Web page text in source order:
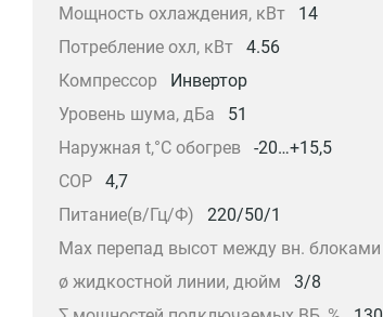
Мощность охлаждения, кВт
14
Потребление охл, кВт
4.56
Компрессор
Инвертор
Уровень шума, дБа
51
Наружная t,°C обогрев
-20…+15,5
COP
4,7
Питание(в/Гц/Ф)
220/50/1
Max перепад высот между вн. блоками
ø жидкостной линии, дюйм
3/8